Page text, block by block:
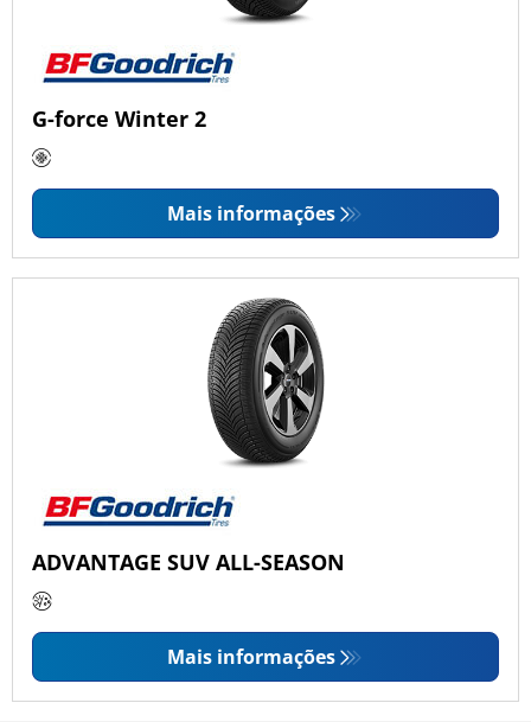
G-force Winter 2
Mais informações
ADVANTAGE SUV ALL-SEASON
Mais informações